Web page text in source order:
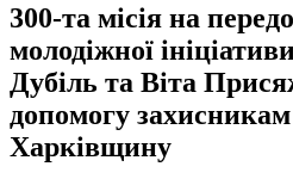
300-та місія на
молодіжної
Дубіль та Віта
допомогу
Харківщину